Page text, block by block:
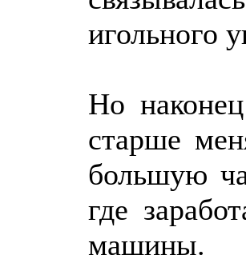
игольного
Но
старше
большую
где
машины.